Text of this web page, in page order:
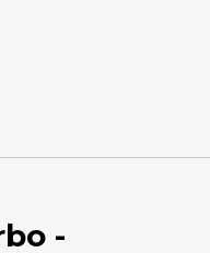
-